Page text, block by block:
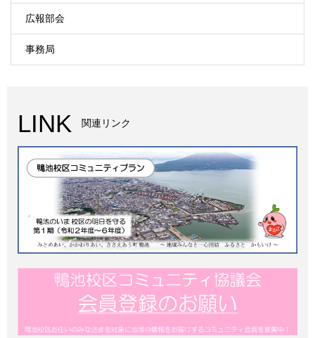
広報部会
事務局
LINK 関連リンク